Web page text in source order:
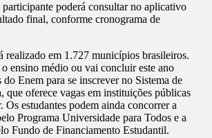
poderá consultar no aplicativo
final, conforme cronograma de
realizado em 1.727 municípios brasileiros.
ensino médio ou vai concluir este ano
do Enem para se inscrever no Sistema de
que oferece vagas em instituições públicas
Os estudantes podem ainda concorrer a
Programa Universidade para Todos e a
Fundo de Financiamento Estudantil.